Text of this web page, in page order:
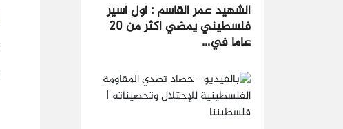
الشهيد عمر القاسم : أول أسير
فلسطيني يمضي أكثر من ٢٠
عاما في...